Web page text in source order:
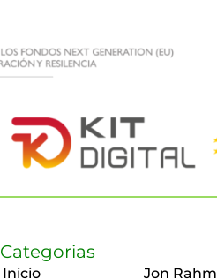
Categorias
Inicio Jon Rahm